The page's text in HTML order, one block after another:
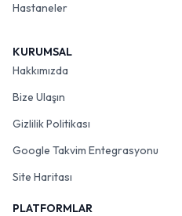
Hastaneler
KURUMSAL
Hakkımızda
Bize Ulaşın
Gizlilik Politikası
Google Takvim Entegrasyonu
Site Haritası
PLATFORMLAR